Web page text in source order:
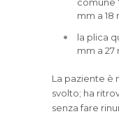
mm a 18
la plica
mm a 27
La paziente è
svolto; ha
senza fare